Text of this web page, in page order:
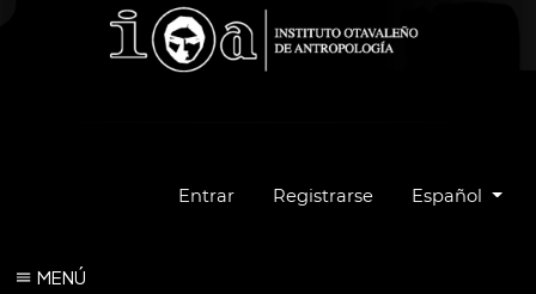
Entrar Registrarse Cambiar el
Español
MENÚ